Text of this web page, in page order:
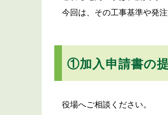
今回は、その工事基準や発
①加入申請書の
役場へご相談ください。